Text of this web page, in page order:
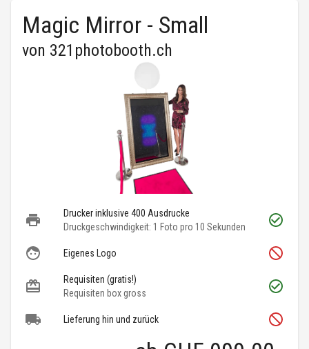
Magic Mirror - Small
von 321photobooth.ch
Drucker inklusive 400 Ausdrucke
Druckgeschwindigkeit: 1 Foto pro 10 Sekunden
Eigenes Logo
Requisiten (gratis!)
Requisiten box gross
Lieferung hin und zurück